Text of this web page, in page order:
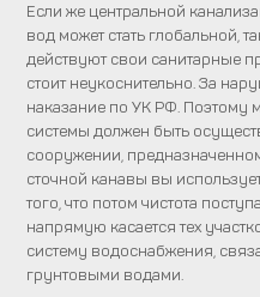
Если же центральной
вод может стать глобальной,
действуют свои санитарные
стоит неукоснительно. За
наказание по УК РФ. Поэтому
системы должен быть
сооружении,
сточной канавы вы
того, что потом чистота
напрямую касается тех
систему водоснабжения,
грунтовыми водами.